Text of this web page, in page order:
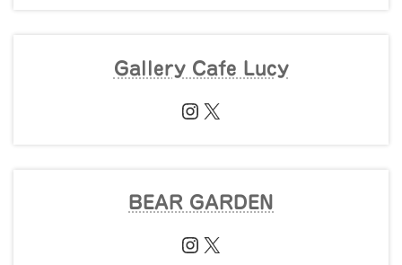
Gallery Cafe Lucy
Instagram
X
BEAR GARDEN
Instagram
X